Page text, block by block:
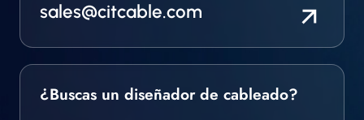
sales@citcable.com
¿Buscas un diseñador de cableado?